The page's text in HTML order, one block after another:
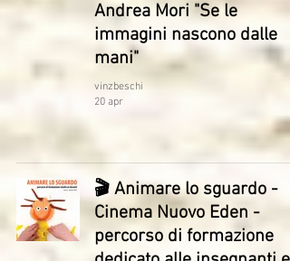
Andrea Mori "Se le
immagini nascono dalle
mani"
vinzbeschi
20 apr
🎬 Animare lo sguardo -
Cinema Nuovo Eden -
percorso di formazione